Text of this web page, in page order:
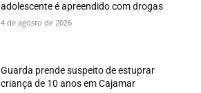
adolescente é apreendido com drogas
4 de agosto de 2026
Guarda prende suspeito de estuprar
criança de 10 anos em Cajamar